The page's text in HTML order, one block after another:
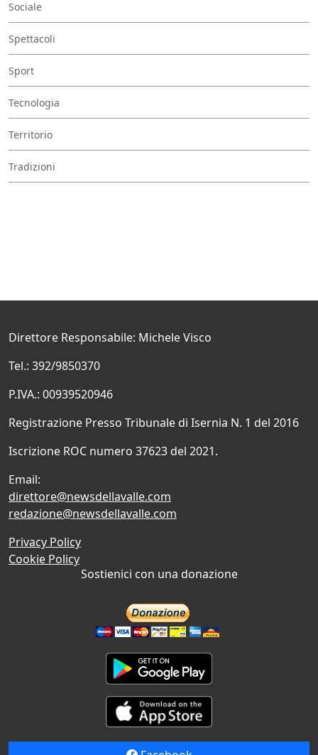
Sociale
Spettacoli
Sport
Tecnologia
Territorio
Tradizioni
Direttore Responsabile: Michele Visco
Tel.: 392/9850370
P.IVA.: 00939520946
Registrazione Presso Tribunale di Isernia N. 1 del 2016
Iscrizione ROC numero 37623 del 2021.
Email:
direttore@newsdellavalle.com
redazione@newsdellavalle.com
Privacy Policy
Cookie Policy
Sostienici con una donazione